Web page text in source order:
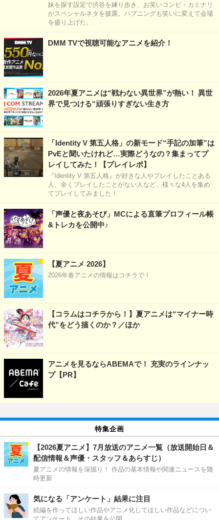
妹を探す設定で渋谷を練り歩き、お笑いコンビ・カミナリ
がスペシャルネタを披露。ハプニングも笑いに変えて会場
を盛り上げた。
DMM TVで視聴可能なアニメを紹介！
2026年夏アニメは“戦わない異世界”が熱い！ 異世
界で見つける“頑張りすぎない生き方
「Identity V 第五人格」の新モード“手記の加筆”は
PvEと聞いたけれど…実際どうなの？集まってプ
レイしてみた！【プレイレポ】
『Identity V 第五人格』が好きな人やプレイしたことある
人、全くプレイしたことがない人など、様々な4人を集め
てプレイしてみました！
「声優と夜あそび」MCによる直筆プロフィール帳
&トレカを公開中♪
【夏アニメ 2026】
2026年春アニメの情報はコチラで！
【コラムはコチラから！】夏アニメは“マイナー時
代”をどう描くのか？／ほか
アニメを見るならABEMAで！ 充実のラインナッ
プ【PR】
特集企画
【2026夏アニメ】7月放送のアニメ一覧（放送開始日＆
配信情報＆声優・スタッフ＆あらすじ）
夏アニメの情報を深掘り！ 作品の基本情報や関連ニュースを随
時更新
気になる「アンケート」結果に注目
続編を作ってほしい作品やアニメ化してほしい作品などについ